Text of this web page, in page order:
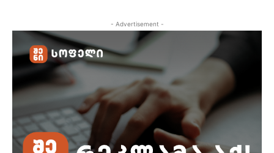
- Advertisement -